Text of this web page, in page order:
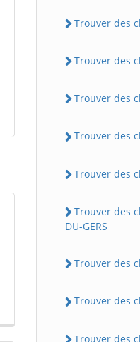
Trouver des
Trouver des
Trouver des
Trouver des
Trouver des
Trouver des
DU-GERS
Trouver des
Trouver des
Trouver des